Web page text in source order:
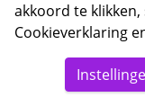
akkoord te
Cookieverklaring